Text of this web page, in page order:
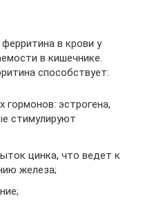
в крови у
в кишечнике.
способствует:
гормонов: эстрогена,
стимулируют
цинка, что ведет к
железа;